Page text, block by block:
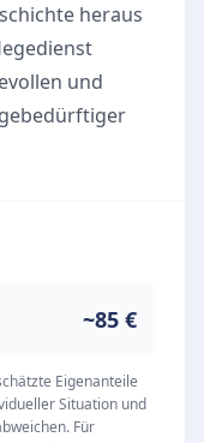
heraus
und
eines
vertrauten
~85 €
Eigenanteile
Situation und
Für